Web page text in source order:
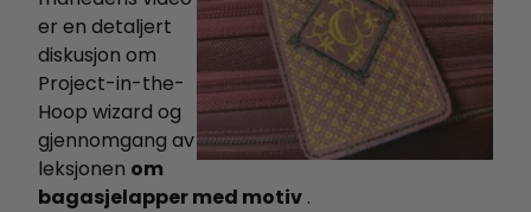
er en detaljert
diskusjon om
Project-in-the-
Hoop wizard og
gjennomgang av
leksjonen om
bagasjelapper med motiv .